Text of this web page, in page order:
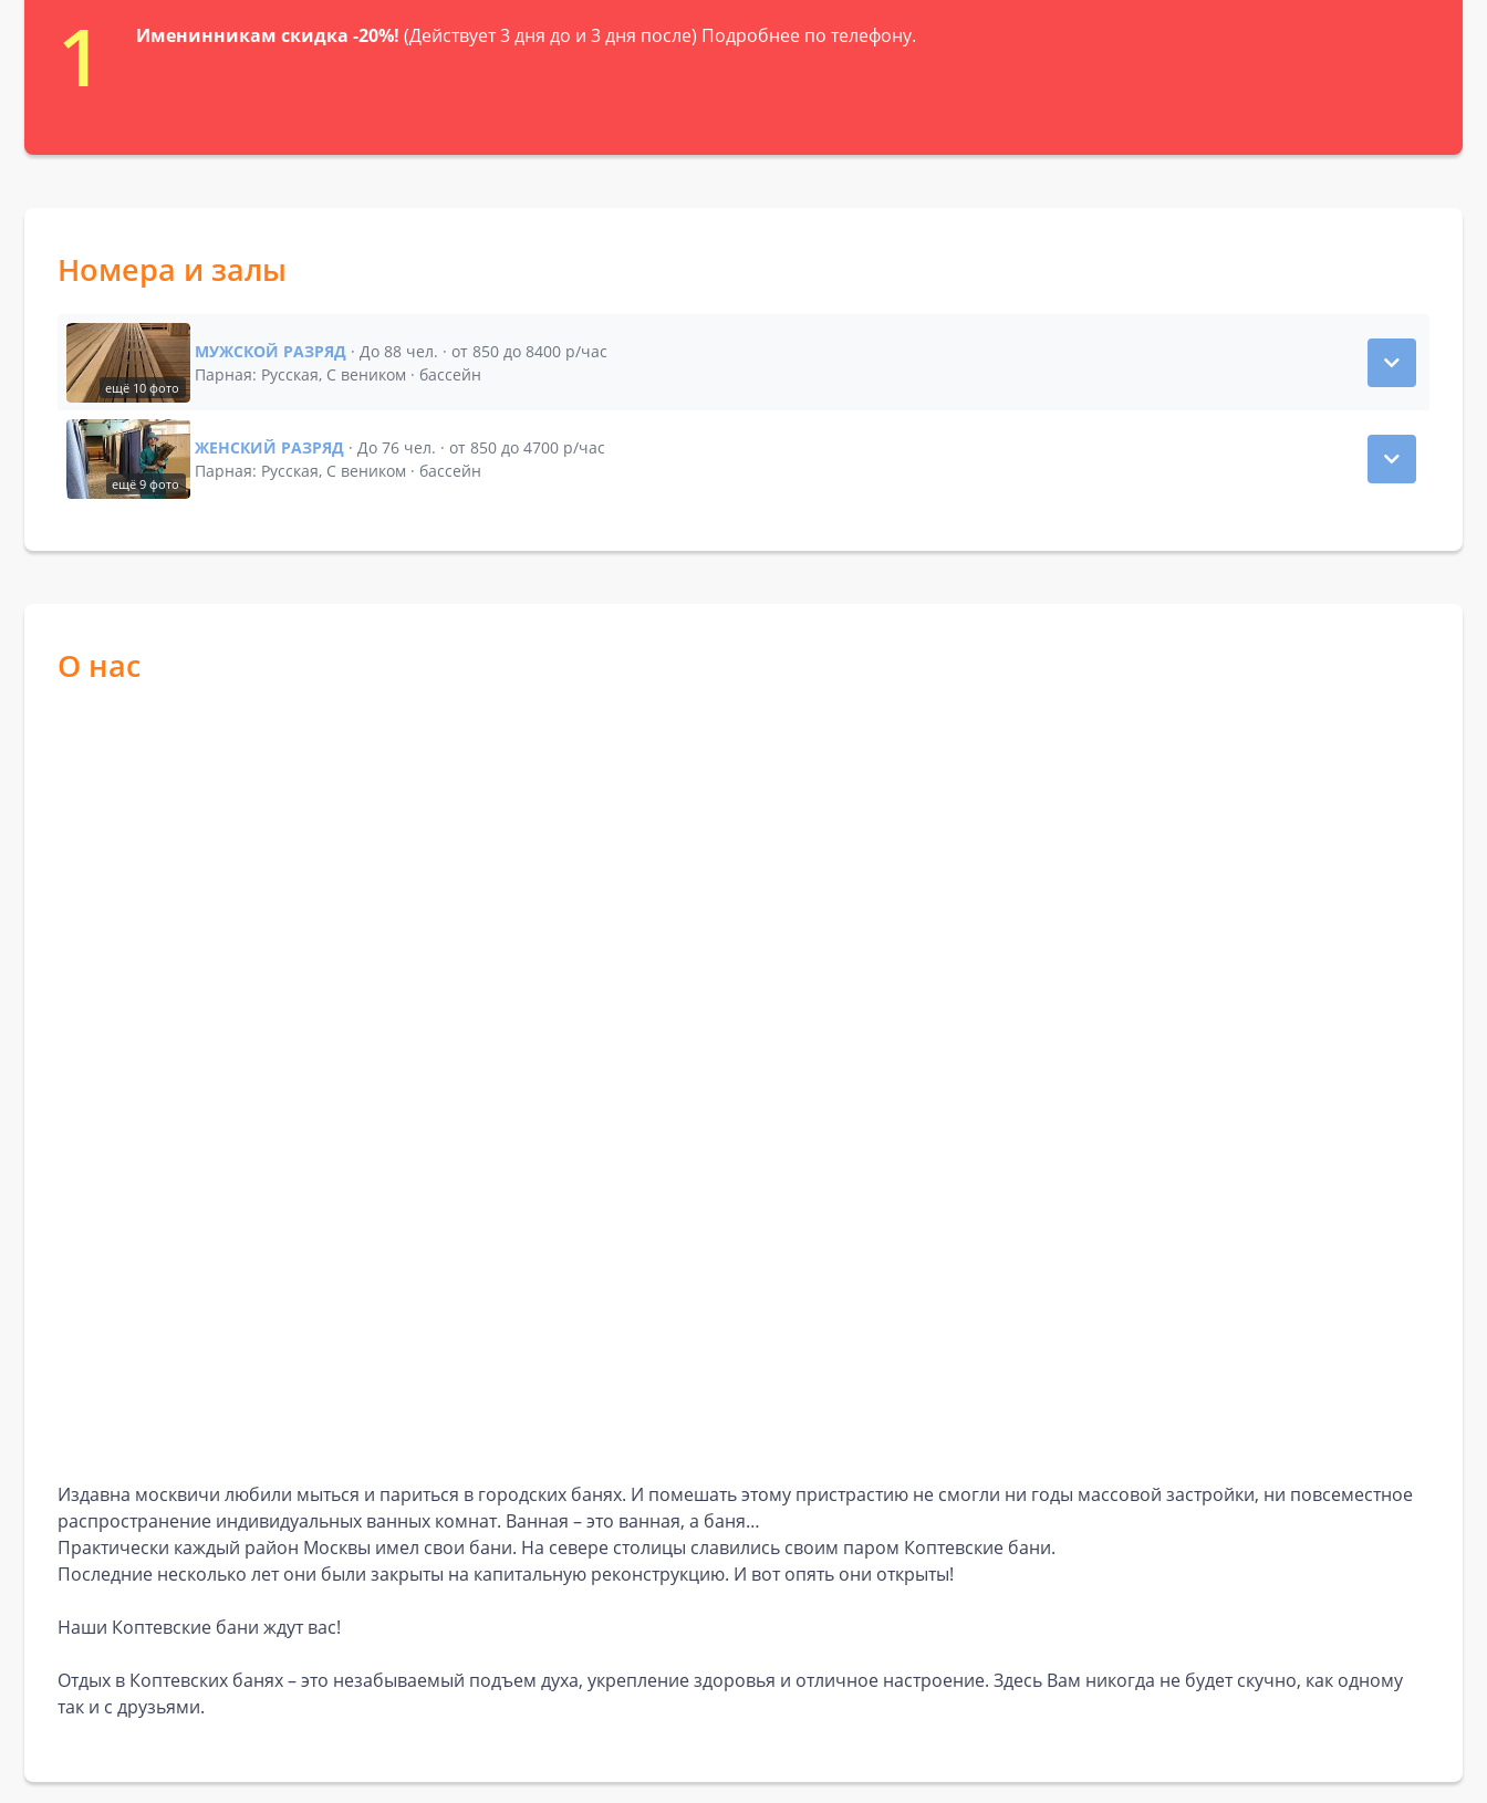
1 Именинникам скидка -20%! (Действует 3 дня до и 3 дня после) Подробнее по телефону.
Номера и залы
ещё 10 фото
МУЖСКОЙ РАЗРЯД · До 88 чел. · от 850 до 8400 р/час
Парная: Русская, С веником · бассейн
Показать подробности зала МУЖСКОЙ РАЗРЯД
ещё 9 фото
ЖЕНСКИЙ РАЗРЯД · До 76 чел. · от 850 до 4700 р/час
Парная: Русская, С веником · бассейн
Показать подробности зала ЖЕНСКИЙ РАЗРЯД
О нас
Издавна москвичи любили мыться и париться в городских банях. И помешать этому пристрастию не смогли ни годы массовой застройки, ни повсеместное
распространение индивидуальных ванных комнат. Ванная – это ванная, а баня…
Практически каждый район Москвы имел свои бани. На севере столицы славились своим паром Коптевские бани.
Последние несколько лет они были закрыты на капитальную реконструкцию. И вот опять они открыты!
Наши Коптевские бани ждут вас!
Отдых в Коптевских банях – это незабываемый подъем духа, укрепление здоровья и отличное настроение. Здесь Вам никогда не будет скучно, как одному
так и с друзьями.